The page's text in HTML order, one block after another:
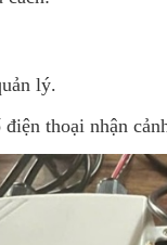
lý.
thoại nhận